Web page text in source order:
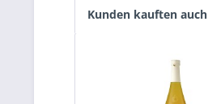
Kunden kauften auch